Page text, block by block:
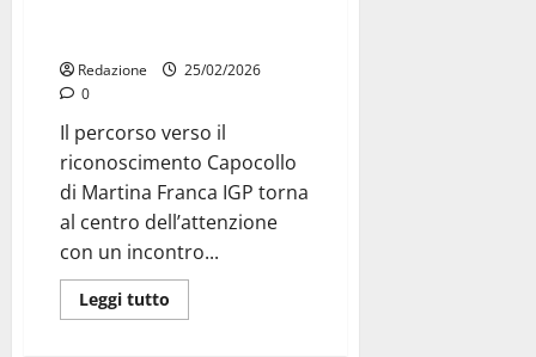
Redazione
25/02/2026
0
Il percorso verso il
riconoscimento Capocollo
di Martina Franca IGP torna
al centro dell’attenzione
con un incontro...
Leggi tutto